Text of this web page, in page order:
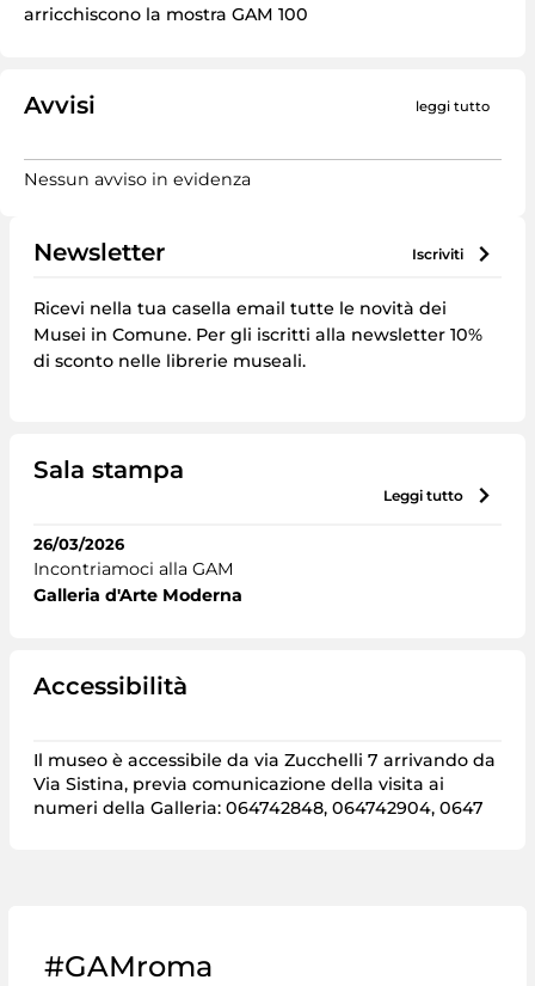
arricchiscono la mostra GAM 100
Avvisi leggi tutto
Nessun avviso in evidenza
Newsletter iscriviti
Ricevi nella tua casella email tutte le novità dei
Musei in Comune. Per gli iscritti alla newsletter 10%
di sconto nelle librerie museali.
Sala stampa
leggi tutto
26/03/2026
Incontriamoci alla GAM
Galleria d'Arte Moderna
Accessibilità
Il museo è accessibile da via Zucchelli 7 arrivando da
Via Sistina, previa comunicazione della visita ai
numeri della Galleria: 064742848, 064742904, 0647
#GAMroma